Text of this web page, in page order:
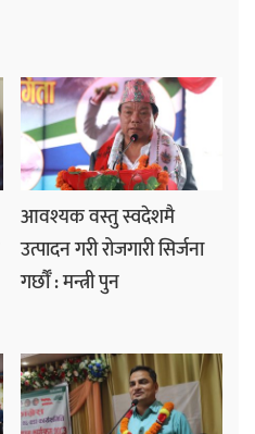
आवश्यक वस्तु स्वदेशमै
उत्पादन गरी रोजगारी सिर्जना
गर्छौँ : मन्त्री पुन